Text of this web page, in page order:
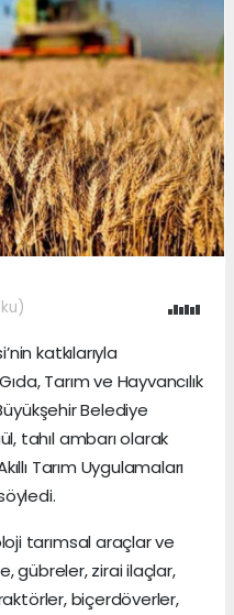
katkılarıyla
Tarım ve Hayvancılık
Belediye
tahıl ambarı olarak
Tarım Uygulamaları
tarımsal araçlar ve
gübreler, zirai ilaçlar,
biçerdöverler,